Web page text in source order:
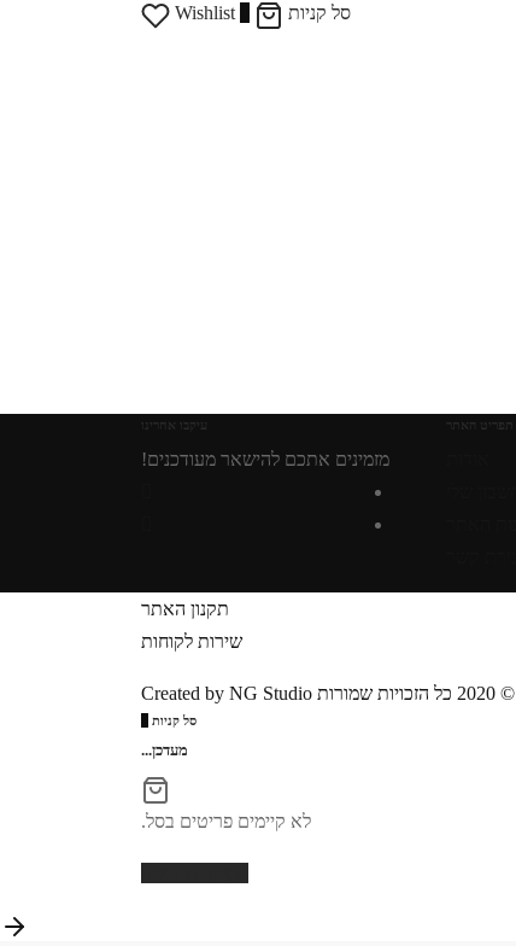
סל קניות Wishlist
תפריט האתר עיקבו אחרינו
מזמינים אתכם להישאר מעודכנים!
תקנון האתר
שירות לקוחות
© 2020 כל הזכויות שמורות Created by NG Studio
סל קניות
מעדכן...
לא קיימים פריטים בסל.